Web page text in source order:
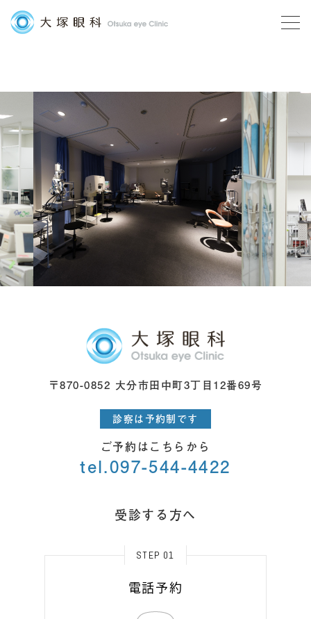
〒870-0852 大分市田中町3丁目12番69号
診察は予約制です
ご予約はこちらから
tel.097-544-4422
受診する方へ
STEP 01
電話予約